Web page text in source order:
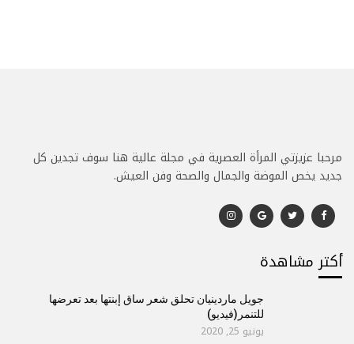
مرحبا عزيزتي المرأة العصرية في مجلة عالية هنا سوف تجدين كل
جديد يخص الموضة والجمال والصحة وفن العيش.
أكتر مشاهدة
جويل ماردينيان تحلق شعر ساق إبنتها بعد تعرضها
للتنمر(فيديو)
يونيو 25, 2020